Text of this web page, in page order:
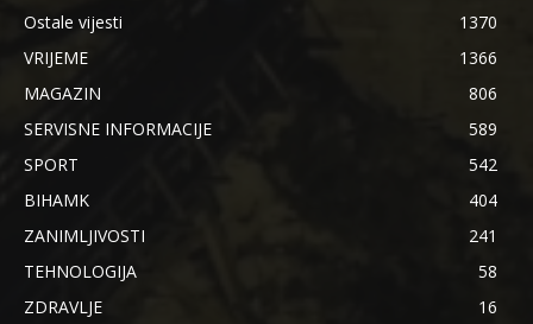
Ostale vijesti
1370
VRIJEME
1366
MAGAZIN
806
SERVISNE INFORMACIJE
589
SPORT
542
BIHAMK
404
ZANIMLJIVOSTI
241
TEHNOLOGIJA
58
ZDRAVLJE
16